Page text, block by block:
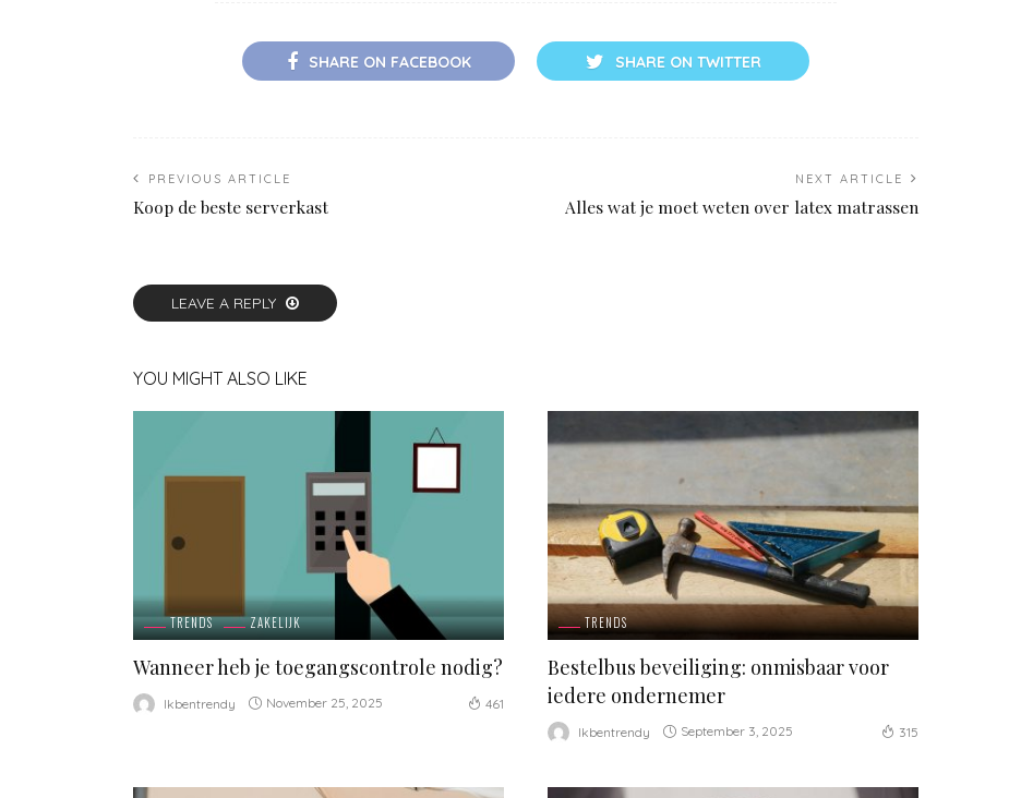
SHARE ON FACEBOOK SHARE ON TWITTER
PREVIOUS ARTICLE
Koop de beste serverkast
NEXT ARTICLE
Alles wat je moet weten over latex matrassen
LEAVE A REPLY
YOU MIGHT ALSO LIKE
TRENDS ZAKELIJK
Wanneer heb je toegangscontrole nodig?
Ikbentrendy November 25, 2025 461
TRENDS
Bestelbus beveiliging: onmisbaar voor
iedere ondernemer
Ikbentrendy September 3, 2025 315